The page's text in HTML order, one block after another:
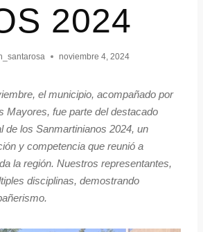
2024
noviembre 4, 2024
el municipio, acompañado por
Mayores, fue parte del destacado
de los Sanmartinianos 2024, un
y competencia que reunió a
la región. Nuestros representantes,
disciplinas, demostrando